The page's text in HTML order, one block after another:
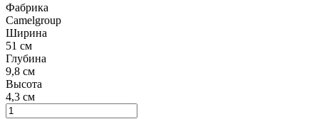
Фабрика
Camelgroup
Ширина
51 см
Глубина
9,8 см
Высота
4,3 см